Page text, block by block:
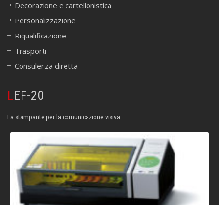
Decorazione e cartellonistica
Personalizzazione
Riqualificazione
Trasporti
Consulenza diretta
LEF-20
La stampante per la comunicazione visiva